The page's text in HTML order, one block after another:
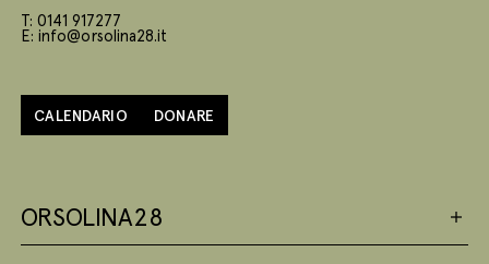
T: 0141 917277
E: info@orsolina28.it
CALENDARIO DONARE
ORSOLINA28